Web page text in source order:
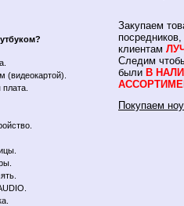
(видеокартой).
Закупаем
клиентам
Следим
были В
Покупаем